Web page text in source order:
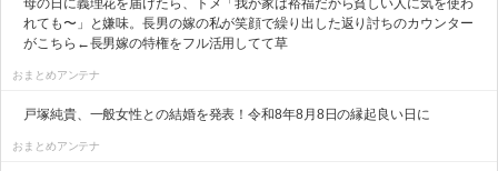
母の日に義理花を届けたら、トメ「我が家は裕福だから貧しい人に気を使わ
れても〜」と嫌味。長男の嫁の私が笑顔で繰り出した返り討ちのカウンター
がこちら←長男嫁の特権をフル活用してて草
おまとめアンテナ
戸塚純貴、一般女性との結婚を発表！令和8年8月8日の縁起良い日に
おまとめアンテナ